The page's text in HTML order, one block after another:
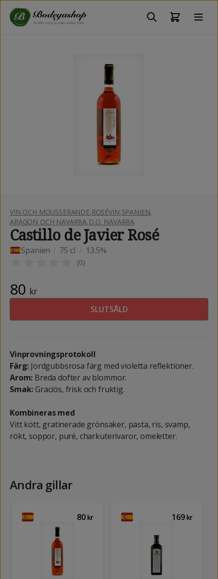
VIN OCH MOUSSERANDE,ROSÉVIN,SPANIEN,
ARAGON OCH NAVARRA,D.O. NAVARRA
Castillo de Javier Rosé
Spanien 75 cl 13.5%
(0)
80 kr
SLUTSÅLD
Vinprovningsprotokoll
Färg: Jordgubbsrosa färg med violetta reflektioner.
Arom: Breda dofter av blommor.
Smak:Graciös, frisk och fruktig.
Kombineras med
Vitt kött, gratinerade grönsaker, pasta, ris, svamp,
rökt, soppor, puré, charkuterivaror, omeletter.
Andra gillar
80 kr 169 kr